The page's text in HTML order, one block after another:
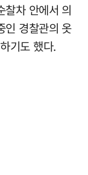
찰차 안에서 의
인 경찰관의 옷
기도 했다.